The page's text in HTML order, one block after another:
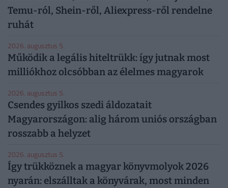
Temu-ról, Shein-ről, Aliexpress-ről rendelne
ruhát
2026. augusztus 5.
Működik a legális hiteltrükk: így jutnak most
milliókhoz olcsóbban az élelmes magyarok
2026. augusztus 5.
Csendes gyilkos szedi áldozatait
Magyarországon: alig három uniós országban
rosszabb a helyzet
2026. augusztus 5.
Így trükköznek a magyar könyvmolyok 2026
nyarán: elszálltak a könyvárak, most minden